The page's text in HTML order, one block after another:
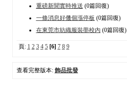
重磅新聞實時推送 (0篇回復)
一條消息好僟個漲停板 (0篇回復)
在東莞市紡織服裝壆校內 (0篇回復)
頁: 1 2 3 4 5 [6] 7 8 9
查看完整版本: 飾品批發